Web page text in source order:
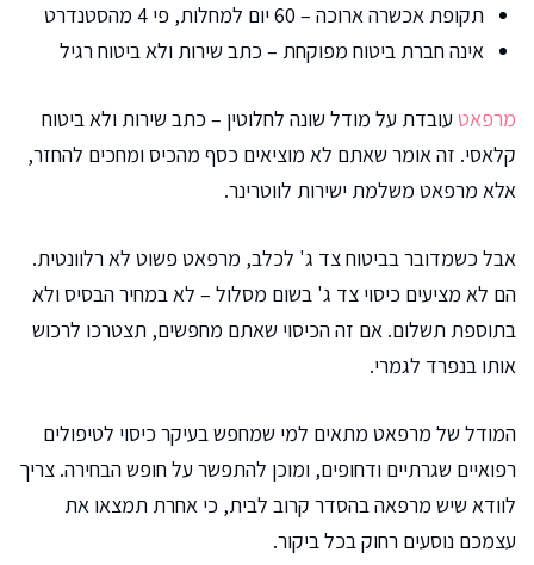
תקופת אכשרה ארוכה – 60 יום למחלות, פי 4 מהסטנדרט
אינה חברת ביטוח מפוקחת – כתב שירות ולא ביטוח רגיל
מרפאט עובדת על מודל שונה לחלוטין – כתב שירות ולא ביטוח
קלאסי. זה אומר שאתם לא מוציאים כסף מהכיס ומחכים להחזר,
אלא מרפאט משלמת ישירות לווטרינר.
אבל כשמדובר בביטוח צד ג' לכלב, מרפאט פשוט לא רלוונטית.
הם לא מציעים כיסוי צד ג' בשום מסלול – לא במחיר הבסיס ולא
בתוספת תשלום. אם זה הכיסוי שאתם מחפשים, תצטרכו לרכוש
אותו בנפרד לגמרי.
המודל של מרפאט מתאים למי שמחפש בעיקר כיסוי לטיפולים
רפואיים שגרתיים ודחופים, ומוכן להתפשר על חופש הבחירה. צריך
לוודא שיש מרפאה בהסדר קרוב לבית, כי אחרת תמצאו את
עצמכם נוסעים רחוק בכל ביקור.